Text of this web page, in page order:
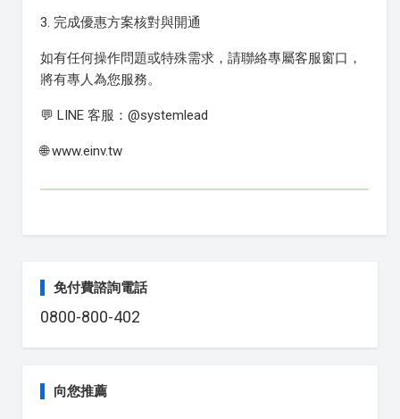
3. 完成優惠方案核對與開通
如有任何操作問題或特殊需求，請聯絡專屬客服窗口，
將有專人為您服務。
💬 LINE 客服：@systemlead
🌐 www.einv.tw
免付費諮詢電話
0800-800-402
向您推薦